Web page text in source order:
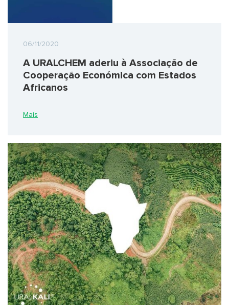
06/11/2020
A URALCHEM aderiu à Associação de
Cooperação Económica com Estados
Africanos
Mais